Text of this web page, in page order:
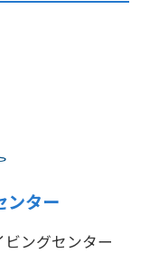
ンター
ングセンター